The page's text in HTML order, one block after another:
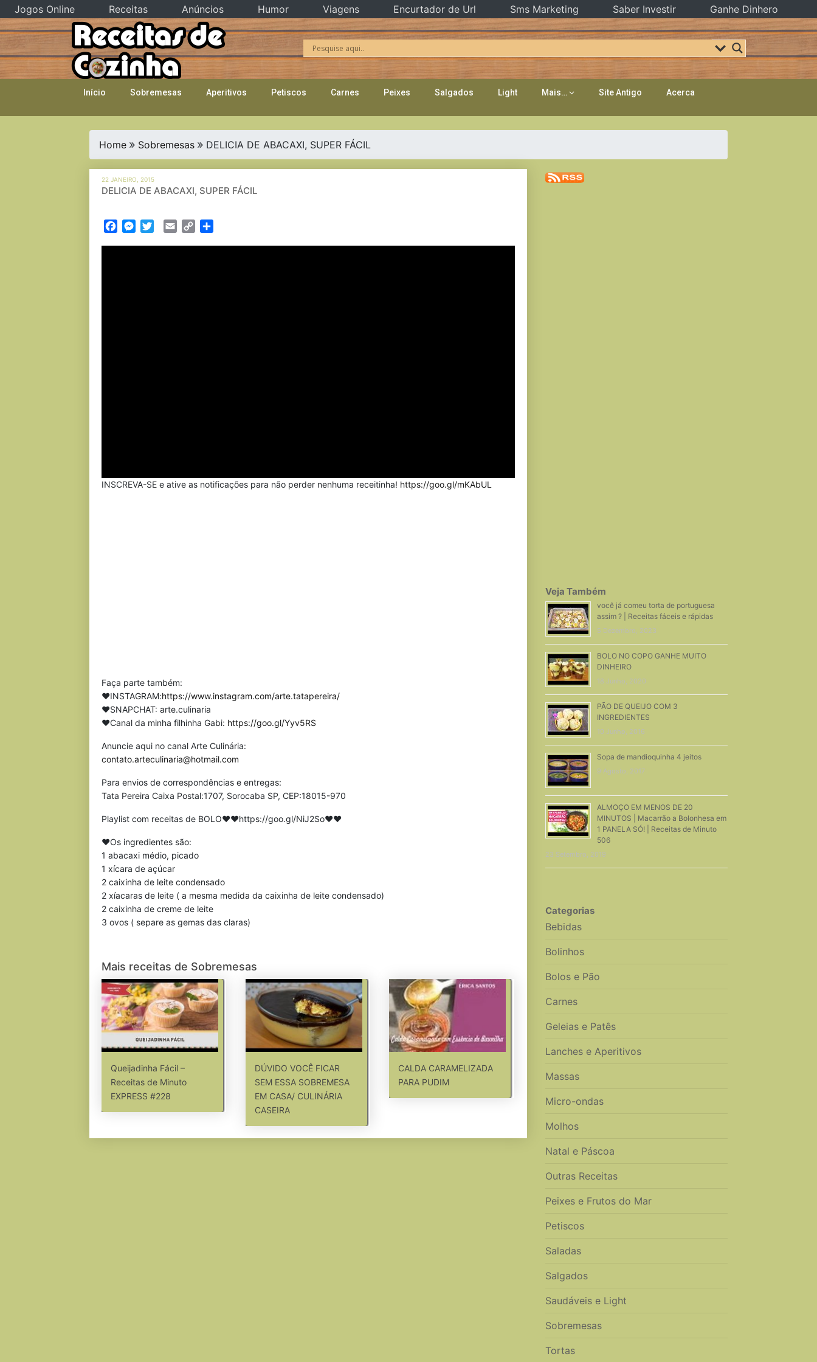
Skip
to
content
Início Sobremesas Aperitivos Petiscos Carnes Peixes Salgados Light Mais… Site Antigo Acerca
Home Sobremesas DELICIA DE ABACAXI, SUPER FÁCIL
22 JANEIRO, 2015
DELICIA DE ABACAXI, SUPER FÁCIL
FacebookMessenger
TwitterEmail Copy
INSCREVA-SE e ative as notificações para não perder nenhuma receitinha! https://goo.gl/mKAbUL
Faça parte também:
❤INSTAGRAM:https://www.instagram.com/arte.tatapereira/
❤SNAPCHAT: arte.culinaria
❤Canal da minha filhinha Gabi: https://goo.gl/Yyv5RS
Anuncie aqui no canal Arte Culinária:
contato.arteculinaria@hotmail.com
Para envios de correspondências e entregas:
Tata Pereira Caixa Postal:1707, Sorocaba SP, CEP:18015-970
Playlist com receitas de BOLO❤❤https://goo.gl/NiJ2So❤❤
❤Os ingredientes são:
1 abacaxi médio, picado
1 xícara de açúcar
2 caixinha de leite condensado
2 xíacaras de leite ( a mesma medida da caixinha de leite condensado)
2 caixinha de creme de leite
3 ovos ( separe as gemas das claras)
Mais receitas de Sobremesas
Queijadinha Fácil –
Receitas de Minuto
EXPRESS #228
DÚVIDO VOCÊ FICAR
SEM ESSA SOBREMESA
EM CASA/ CULINÁRIA
CASEIRA
CALDA CARAMELIZADA
PARA PUDIM
Veja Também
você já comeu torta de portuguesa
assim ? | Receitas fáceis e rápidas
5 Dezembro, 2023
BOLO NO COPO GANHE MUITO
DINHEIRO
18 Junho, 2020
PÃO DE QUEIJO COM 3
INGREDIENTES
10 Junho, 2016
Sopa de mandioquinha 4 jeitos
9 Agosto, 2017
ALMOÇO EM MENOS DE 20
MINUTOS | Macarrão a Bolonhesa em
1 PANELA SÓ! | Receitas de Minuto
506
23 Setembro, 2019
Categorias
Bebidas
Bolinhos
Bolos e Pão
Carnes
Geleias e Patês
Lanches e Aperitivos
Massas
Micro-ondas
Molhos
Natal e Páscoa
Outras Receitas
Peixes e Frutos do Mar
Petiscos
Saladas
Salgados
Saudáveis e Light
Sobremesas
Tortas
Jogos Online Receitas Anúncios Humor Viagens Encurtador de Url Sms Marketing Saber Investir Ganhe Dinhero